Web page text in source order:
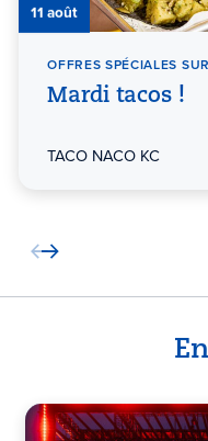
11 août
OFFRES SPÉCIALES
Mardi tacos !
TACO NACO KC